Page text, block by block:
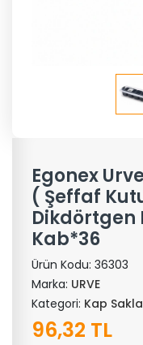
Egonex
( Şeffaf
Dikdörtgen
Kab*36
Ürün Kodu: 36303
Marka: URVE
Kategori: Kap
96,32 TL